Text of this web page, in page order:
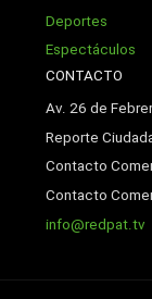
Deportes
Espectáculos
CONTACTO
Av. 26 de
Reporte
Contacto
Contacto
info@redpat.tv